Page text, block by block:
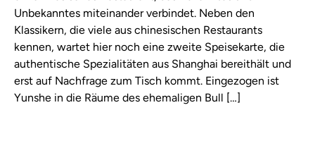
Unbekanntes miteinander verbindet. Neben den
Klassikern, die viele aus chinesischen Restaurants
kennen, wartet hier noch eine zweite Speisekarte, die
authentische Spezialitäten aus Shanghai bereithält und
erst auf Nachfrage zum Tisch kommt. Eingezogen ist
Yunshe in die Räume des ehemaligen Bull […]